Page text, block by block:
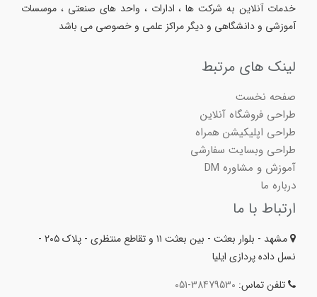
خدمات آنلاین به شرکت ها ، ادارات ، واحد های صنعتی ، موسسات
آموزشی و دانشگاهی و دیگر مراکز علمی و خصوصی می باشد
لینک های مرتبط
صفحه نخست
طراحی فروشگاه آنلاین
طراحی اپلیکیشن همراه
طراحی وبسایت سفارشی
آموزش و مشاوره DM
درباره ما
ارتباط با ما
مشهد - بلوار بعثت - بین بعثت ۱۱ و تقاطع منتظری - پلاک ۲۰۵ -
نسل داده پردازی ایلیا
تلفن تماس: 051-38479530